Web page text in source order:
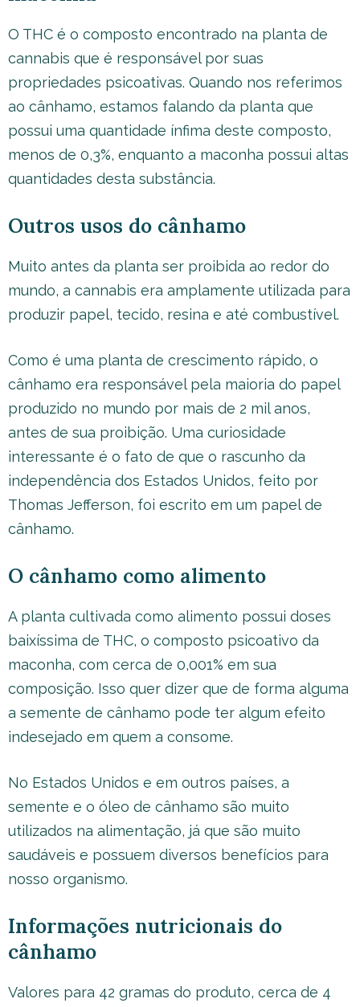
O THC é o composto encontrado na planta de
cannabis que é responsável por suas
propriedades psicoativas. Quando nos referimos
ao cânhamo, estamos falando da planta que
possui uma quantidade ínfima deste composto,
menos de 0,3%, enquanto a maconha possui altas
quantidades desta substância.
Outros usos do cânhamo
Muito antes da planta ser proibida ao redor do
mundo, a cannabis era amplamente utilizada para
produzir papel, tecido, resina e até combustível.
Como é uma planta de crescimento rápido, o
cânhamo era responsável pela maioria do papel
produzido no mundo por mais de 2 mil anos,
antes de sua proibição. Uma curiosidade
interessante é o fato de que o rascunho da
independência dos Estados Unidos, feito por
Thomas Jefferson, foi escrito em um papel de
cânhamo.
O cânhamo como alimento
A planta cultivada como alimento possui doses
baixíssima de THC, o composto psicoativo da
maconha, com cerca de 0,001% em sua
composição. Isso quer dizer que de forma alguma
a semente de cânhamo pode ter algum efeito
indesejado em quem a consome.
No Estados Unidos e em outros países, a
semente e o óleo de cânhamo são muito
utilizados na alimentação, já que são muito
saudáveis e possuem diversos benefícios para
nosso organismo.
Informações nutricionais do
cânhamo
Valores para 42 gramas do produto, cerca de 4